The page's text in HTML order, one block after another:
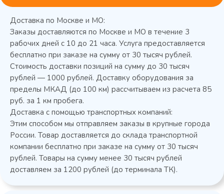
Колода разрубочная КР-5/5
Доставка по Москве и МО:
Заказы доставляются по Москве и МО в течение 3
рабочих дней с 10 до 21 часа. Услуга предоставляется
бесплатно при заказе на сумму от 30 тысяч рублей.
Стоимость доставки позиций на сумму до 30 тысяч
рублей — 1000 рублей. Доставку оборудования за
пределы МКАД (до 100 км) рассчитываем из расчета 85
руб. за 1 км пробега.
Доставка с помощью транспортных компаний:
Этим способом мы отправляем заказы в крупные города
России. Товар доставляется до склада транспортной
компании бесплатно при заказе на сумму от 30 тысяч
рублей. Товары на сумму менее 30 тысяч рублей
доставляем за 1200 рублей (до терминала ТК).